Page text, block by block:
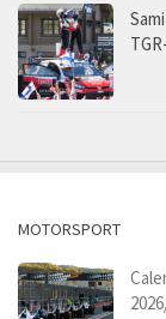
MOTORSPORT